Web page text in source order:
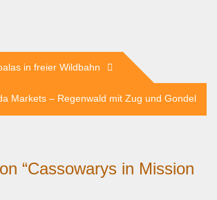
in freier Wildbahn
Markets – Regenwald mit Zug und Gondel
“Cassowarys in Mission